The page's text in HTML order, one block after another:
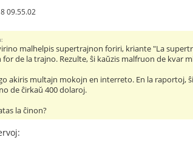
09.55.02
malhelpis supertrajnon foriri, kriante "La
for de la trajno. Rezulte, ŝi kaŭzis malfruon de kvar
akiris multajn mokojn en interreto. En la raportoj,
de ĉirkaŭ 400 dolaroj.
la ĉinon?